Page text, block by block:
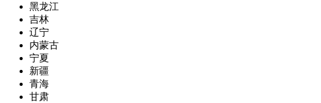
黑龙江
吉林
辽宁
内蒙古
宁夏
新疆
青海
甘肃